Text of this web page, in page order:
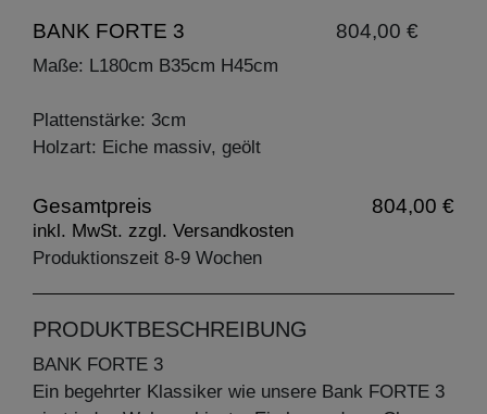
BANK FORTE 3 804,00 €
Maße: L180cm B35cm H45cm
Plattenstärke: 3cm
Holzart: Eiche massiv, geölt
Gesamtpreis 804,00 €
inkl. MwSt. zzgl. Versandkosten
Produktionszeit 8-9 Wochen
PRODUKTBESCHREIBUNG
BANK FORTE 3
Ein begehrter Klassiker wie unsere Bank FORTE 3